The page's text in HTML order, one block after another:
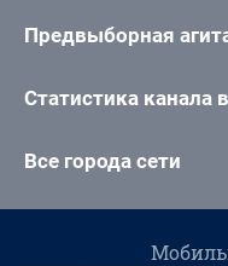
Предвыборная
Статистика канала
Все города сети